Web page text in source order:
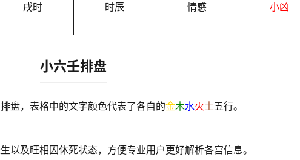
戌时 时辰 情感 小凶
小六壬排盘
盘，表格中的文字颜色代表了各自的金木水火土五行。
以及旺相囚休死状态，方便专业用户更好解析各宫信息。